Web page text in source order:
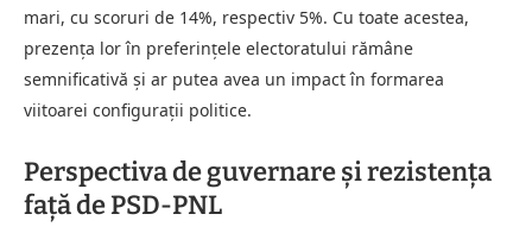
mari, cu scoruri de 14%, respectiv 5%. Cu toate acestea,
prezența lor în preferințele electoratului rămâne
semnificativă și ar putea avea un impact în formarea
viitoarei configurații politice.
Perspectiva de guvernare și rezistența
față de PSD-PNL